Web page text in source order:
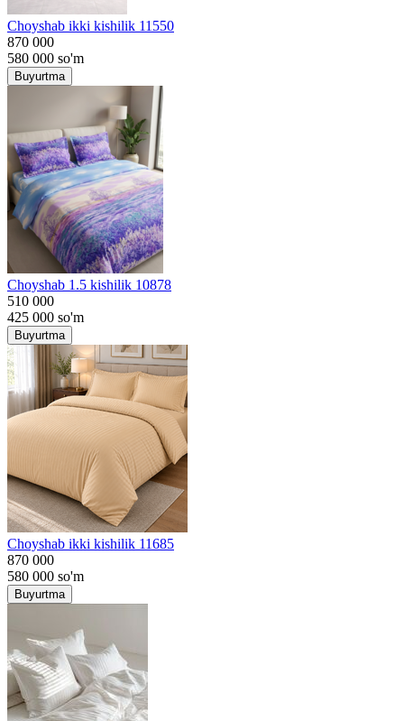
Choyshab ikki kishilik 11550
870 000
580 000 so'm
Buyurtma
Choyshab 1.5 kishilik 10878
510 000
425 000 so'm
Buyurtma
Choyshab ikki kishilik 11685
870 000
580 000 so'm
Buyurtma